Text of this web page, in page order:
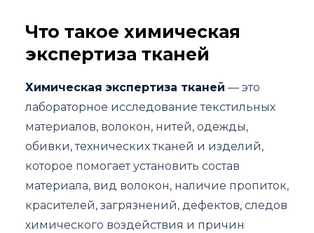
Что такое химическая
экспертиза тканей
Химическая экспертиза тканей — это
лабораторное исследование текстильных
материалов, волокон, нитей, одежды,
обивки, технических тканей и изделий,
которое помогает установить состав
материала, вид волокон, наличие пропиток,
красителей, загрязнений, дефектов, следов
химического воздействия и причин